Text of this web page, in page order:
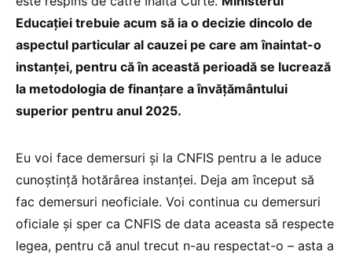
Educației trebuie acum să ia o decizie dincolo de
aspectul particular al cauzei pe care am înaintat-o
instanței, pentru că în această perioadă se lucrează
la metodologia de finanțare a învățământului
superior pentru anul 2025.
Eu voi face demersuri și la CNFIS pentru a le aduce
cunoștință hotărârea instanței. Deja am început să
fac demersuri neoficiale. Voi continua cu demersuri
oficiale și sper ca CNFIS de data aceasta să respecte
legea, pentru că anul trecut n-au respectat-o – asta a